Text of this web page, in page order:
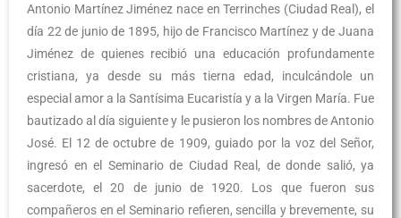
Antonio Martínez Jiménez nace en Terrinches (Ciudad Real), el
día 22 de junio de 1895, hijo de Francisco Martínez y de Juana
Jiménez de quienes recibió una educación profundamente
cristiana, ya desde su más tierna edad, inculcándole un
especial amor a la Santísima Eucaristía y a la Virgen María. Fue
bautizado al día siguiente y le pusieron los nombres de Antonio
José. El 12 de octubre de 1909, guiado por la voz del Señor,
ingresó en el Seminario de Ciudad Real, de donde salió, ya
sacerdote, el 20 de junio de 1920. Los que fueron sus
compañeros en el Seminario refieren, sencilla y brevemente, su